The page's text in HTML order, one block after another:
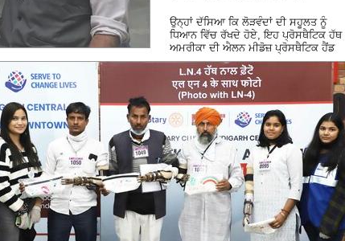
ਉਨ੍ਹਾਂ ਦੱਸਿਆ ਕਿ ਲੋੜਵੰਦਾਂ ਦੀ ਸਹੂਲਤ ਨੂੰ
ਧਿਆਨ ਵਿੱਚ ਰੱਖਦੇ ਹੋਏ, ਇਹ ਪ੍ਰੋਸਥੈਟਿਕ ਹੱਥ
ਅਮਰੀਕਾ ਦੀ ਐਲਨ ਮੀਡੋਜ਼ ਪ੍ਰੋਸਥੈਟਿਕ ਹੈਂਡ